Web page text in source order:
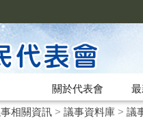
關於代表會
相關資訊> 議事資料庫> 議